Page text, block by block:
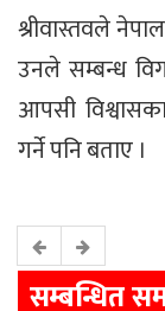
श्रीवास्तवले
उनले सम्बन्ध
आपसी
गर्ने पनि बताए ।
सम्बन्धित